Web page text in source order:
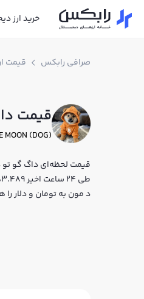
خرید ارز
صرافی رابکس قیمت
قیمت
MOON (DOG)
د مون به تومان و دلار